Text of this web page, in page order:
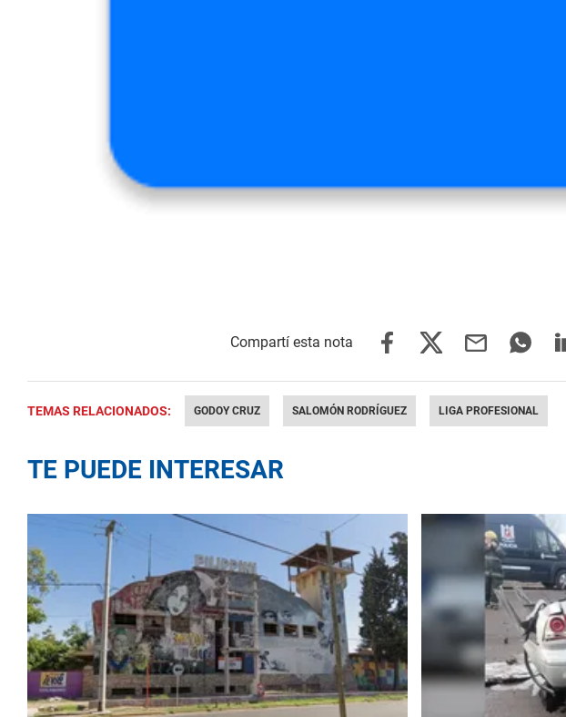
TEMAS RELACIONADOS: GODOY CRUZ SALOMÓN RODRÍGUEZ LIGA PROFESIONAL
TE PUEDE INTERESAR